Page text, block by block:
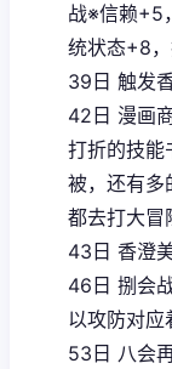
战※信赖+5
统状态+8
39日 触发
42日 漫画
打折的技能
被，还有多
都去打大冒
43日 香澄
46日 捌会
以攻防对应
53日 八会